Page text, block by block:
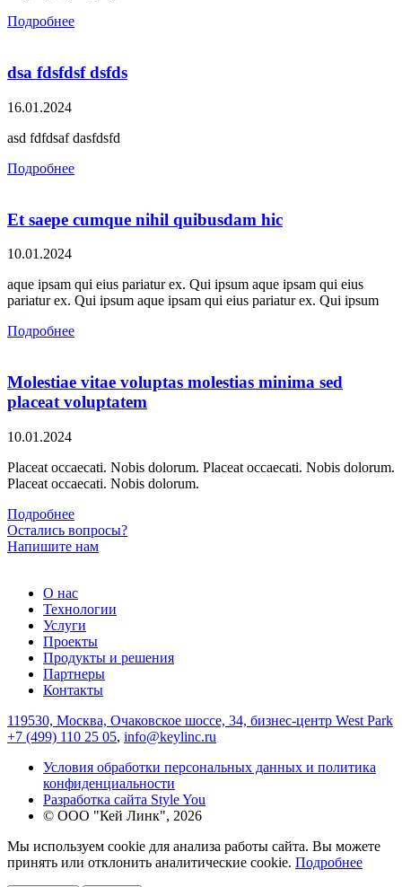
Подробнее
dsa fdsfdsf dsfds
16.01.2024
asd fdfdsaf dasfdsfd
Подробнее
Et saepe cumque nihil quibusdam hic
10.01.2024
aque ipsam qui eius pariatur ex. Qui ipsum aque ipsam qui eius
pariatur ex. Qui ipsum aque ipsam qui eius pariatur ex. Qui ipsum
Подробнее
Molestiae vitae voluptas molestias minima sed
placeat voluptatem
10.01.2024
Placeat occaecati. Nobis dolorum. Placeat occaecati. Nobis dolorum.
Placeat occaecati. Nobis dolorum.
Подробнее
Остались вопросы?
Напишите нам
О нас
Технологии
Услуги
Проекты
Продукты и решения
Партнеры
Контакты
119530, Москва, Очаковское шоссе, 34, бизнес-центр West Park
+7 (499) 110 25 05, info@keylinc.ru
Условия обработки персональных данных и политика
конфиденциальности
Разработка сайта Style You
© ООО "Кей Линк", 2026
Мы используем cookie для анализа работы сайта. Вы можете
принять или отклонить аналитические cookie. Подробнее